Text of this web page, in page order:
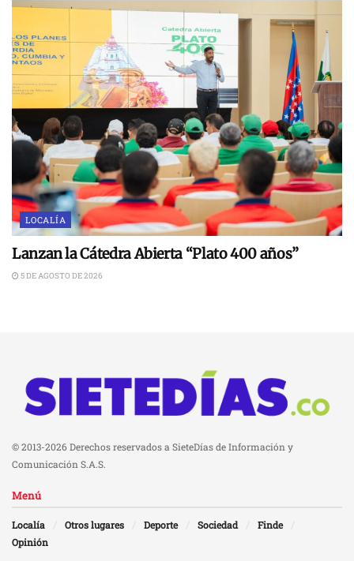
LOCALÍA
Lanzan la Cátedra Abierta “Plato 400 años”
5 DE AGOSTO DE 2026
© 2013-2026 Derechos reservados a SieteDías de Información y
Comunicación S.A.S.
Menú
Localía Otros lugares Deporte Sociedad
Finde
Opinión